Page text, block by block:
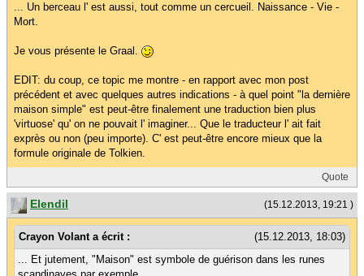
... Un berceau l' est aussi, tout comme un cercueil. Naissance - Vie -
Mort.
Je vous présente le Graal.
EDIT: du coup, ce topic me montre - en rapport avec mon post
précédent et avec quelques autres indications - à quel point "la dernière
maison simple" est peut-être finalement une traduction bien plus
'virtuose' qu' on ne pouvait l' imaginer... Que le traducteur l' ait fait
exprès ou non (peu importe). C' est peut-être encore mieux que la
formule originale de Tolkien.
Quote
(15.12.2013, 19:21 )
Elendil
(15.12.2013, 18:03)
Crayon Volant a écrit :
... Et jutement, "Maison" est symbole de guérison dans les runes